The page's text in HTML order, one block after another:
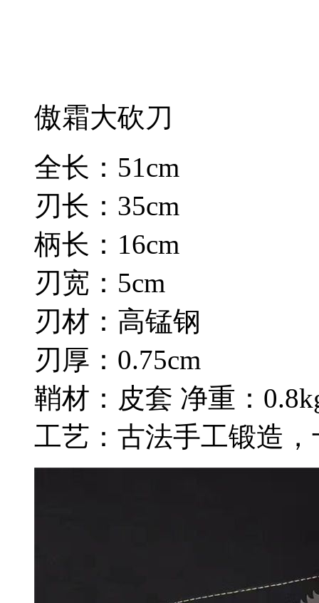
傲霜大砍刀
全长：51cm
刃长：35cm
柄长：16cm
刃宽：5cm
刃材：高锰钢
刃厚：0.75cm
鞘材：皮套 净重：
工艺：古法手工锻造